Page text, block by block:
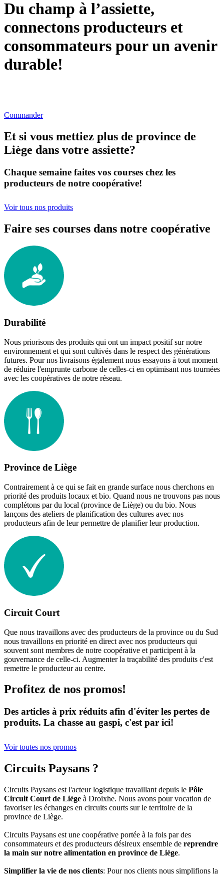
Du champ à l’assiette,
connectons producteurs et
consommateurs pour un avenir
durable!
Commander
Et si vous mettiez plus de province de
Liège dans votre assiette?
Chaque semaine faites vos courses chez les
producteurs de notre coopérative!
Voir tous nos produits
Faire ses courses dans notre coopérative
Durabilité
Nous priorisons des produits qui ont un impact positif sur notre
environnement et qui sont cultivés dans le respect des générations
futures. Pour nos livraisons également nous essayons à tout moment
de réduire l'emprunte carbone de celles-ci en optimisant nos tournées
avec les coopératives de notre réseau.
Province de Liège
Contrairement à ce qui se fait en grande surface nous cherchons en
priorité des produits locaux et bio. Quand nous ne trouvons pas nous
complétons par du local (province de Liège) ou du bio. Nous
lançons des ateliers de planification des cultures avec nos
producteurs afin de leur permettre de planifier leur production.
Circuit Court
Que nous travaillons avec des producteurs de la province ou du Sud
nous travaillons en priorité en direct avec nos producteurs qui
souvent sont membres de notre coopérative et participent à la
gouvernance de celle-ci. Augmenter la traçabilité des produits c'est
remettre le producteur au centre.
Profitez de nos promos!
Des articles à prix réduits afin d'éviter les pertes de
produits. La chasse au gaspi, c'est par ici!
Voir toutes nos promos
Circuits Paysans ?
Circuits Paysans est l'acteur logistique travaillant depuis le Pôle
Circuit Court de Liège à Droixhe. Nous avons pour vocation de
favoriser les échanges en circuits courts sur le territoire de la
province de Liège.
Circuits Paysans est une coopérative portée à la fois par des
consommateurs et des producteurs désireux ensemble de reprendre
la main sur notre alimentation en province de Liège.
Simplifier la vie de nos clients: Pour nos clients nous simplifions la